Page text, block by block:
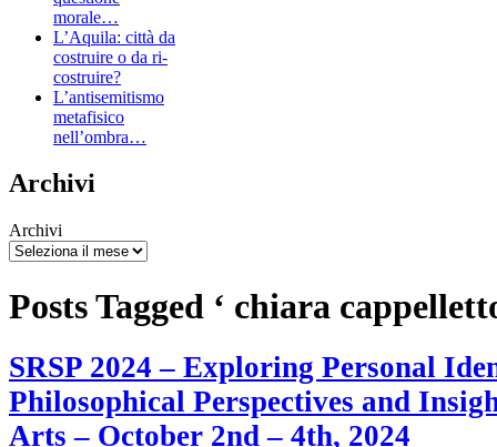
morale…
L’Aquila: città da
costruire o da ri-
costruire?
L’antisemitismo
metafisico
nell’ombra…
Archivi
Archivi
Posts Tagged ‘ chiara
SRSP 2024 – Exploring Personal
Philosophical Perspectives and
Arts – October 2nd – 4th, 2024